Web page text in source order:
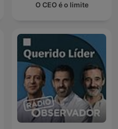
O CEO é o limite